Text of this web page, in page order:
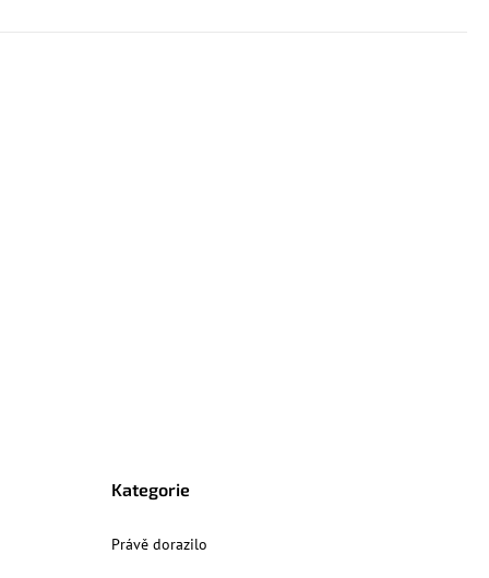
Kategorie
Právě dorazilo